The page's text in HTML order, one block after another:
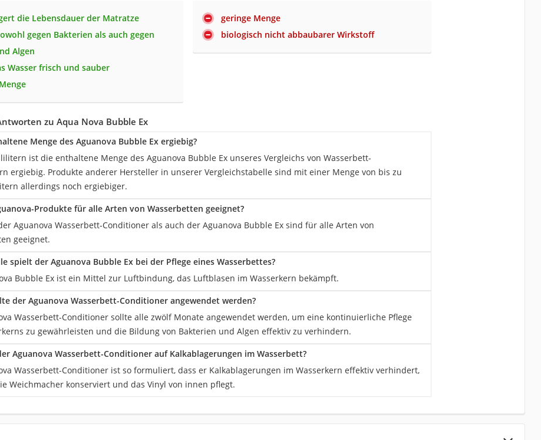
die Lebensdauer der Matratze
gegen Bakterien als auch gegen
Algen
Wasser frisch und sauber
geringe Menge
biologisch nicht abbaubarer Wirkstoff
zu Aqua Nova Bubble Ex
Menge des Aguanova Bubble Ex ergiebig?
ist die enthaltene Menge des Aguanova Bubble Ex unseres Vergleichs von Wasserbett-
ergiebig. Produkte anderer Hersteller in unserer Vergleichstabelle sind mit einer Menge von bis zu
allerdings noch ergiebiger.
Produkte für alle Arten von Wasserbetten geeignet?
Aguanova Wasserbett-Conditioner als auch der Aguanova Bubble Ex sind für alle Arten von
geeignet.
spielt der Aguanova Bubble Ex bei der Pflege eines Wasserbettes?
Bubble Ex ist ein Mittel zur Luftbindung, das Luftblasen im Wasserkern bekämpft.
der Aguanova Wasserbett-Conditioner angewendet werden?
Wasserbett-Conditioner sollte alle zwölf Monate angewendet werden, um eine kontinuierliche Pflege
zu gewährleisten und die Bildung von Bakterien und Algen effektiv zu verhindern.
Aguanova Wasserbett-Conditioner auf Kalkablagerungen im Wasserbett?
Wasserbett-Conditioner ist so formuliert, dass er Kalkablagerungen im Wasserkern effektiv verhindert,
Weichmacher konserviert und das Vinyl von innen pflegt.